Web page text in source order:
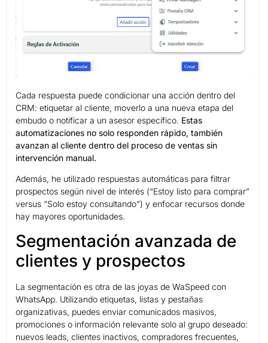
Cada respuesta puede condicionar una acción dentro del
CRM: etiquetar al cliente, moverlo a una nueva etapa del
embudo o notificar a un asesor específico. Estas
automatizaciones no solo responden rápido, también
avanzan al cliente dentro del proceso de ventas sin
intervención manual.
Además, he utilizado respuestas automáticas para filtrar
prospectos según nivel de interés (“Estoy listo para comprar”
versus “Solo estoy consultando”) y enfocar recursos donde
hay mayores oportunidades.
Segmentación avanzada de
clientes y prospectos
La segmentación es otra de las joyas de WaSpeed con
WhatsApp. Utilizando etiquetas, listas y pestañas
organizativas, puedes enviar comunicados masivos,
promociones o información relevante solo al grupo deseado:
nuevos leads, clientes inactivos, compradores frecuentes,